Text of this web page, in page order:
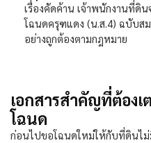
เรื่องคัดค้าน เจ้าพนักงานที่ดิ
โฉนดครุฑแดง (น.ส.4) ฉบับส
อย่างถูกต้องตามกฎหมาย
เอกสารสำคัญที่ต้อง
โฉนด
ก่อนไปขอโฉนดใหม่ให้กับที่ดินไม่